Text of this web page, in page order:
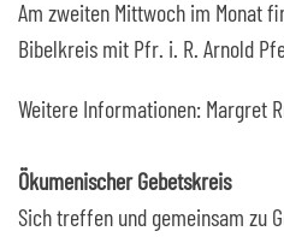
Am zweiten Mittwoch im Monat
Bibelkreis mit Pfr. i. R. Arnold
Weitere Informationen: Margret
Ökumenischer Gebetskreis
Sich treffen und gemeinsam zu